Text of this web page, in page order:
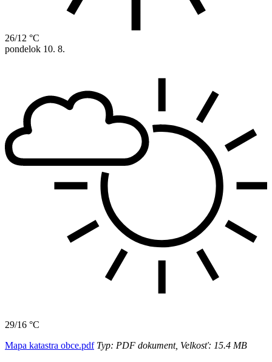
26/12 °C
pondelok 10. 8.
29/16 °C
Mapa katastra obce.pdfTyp: PDF dokument, Velkosť: 15.4 MB